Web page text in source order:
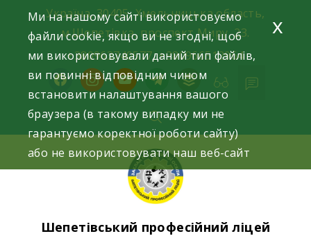
content
Україна, 30405, Хмельницька область,
м.Шепетівка, проспект Миру, 23.
+380963740577, +380966512964
facebookinstagramyoutubetelegram
buffer
Шепетівський професійний ліцей
Ми на нашому сайті використовуємо
файли cookie, якщо ви не згодні, щоб
ми використовували даний тип файлів,
ви повинні відповідним чином
встановити налаштування вашого
браузера (в такому випадку ми не
гарантуємо коректної роботи сайту)
або не використовувати наш веб-сайт
x